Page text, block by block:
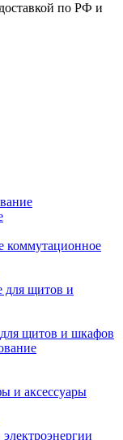
по РФ и
коммутационное
для щитов и
щитов и шкафов
и аксессуары